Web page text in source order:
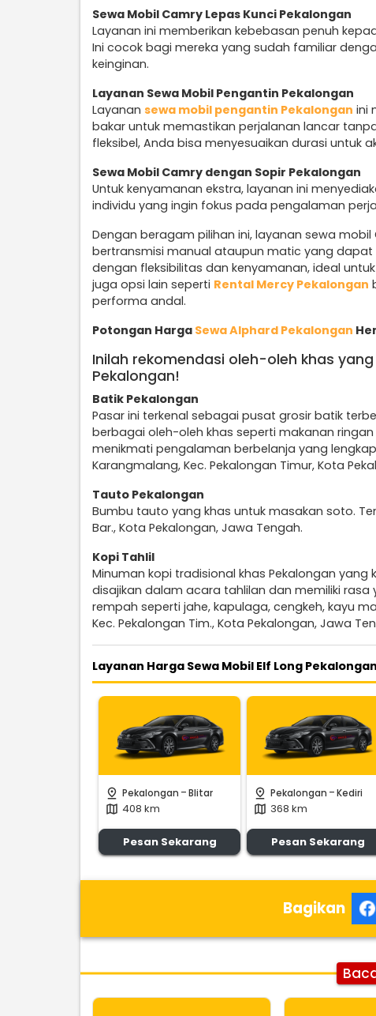
Sewa Mobil Camry Lepas Kunci Pekalongan
Layanan ini memberikan kebebasan penuh
Ini cocok bagi mereka yang sudah familiar
keinginan.
Layanan Sewa Mobil Pengantin Pekalongan
Layanan sewa mobil pengantin Pekalongan ini
bakar untuk memastikan perjalanan lancar
fleksibel, Anda bisa menyesuaikan durasi untuk
Sewa Mobil Camry dengan Sopir Pekalongan
Untuk kenyamanan ekstra, layanan ini
individu yang ingin fokus pada pengalaman
Dengan beragam pilihan ini, layanan sewa
bertransmisi manual ataupun matic yang
dengan fleksibilitas dan kenyamanan, ideal
juga opsi lain seperti Rental Mercy Pekalongan
performa andal.
Potongan Harga Sewa Alphard Pekalongan
Inilah rekomendasi oleh-oleh khas
Pekalongan!
Batik Pekalongan
Pasar ini terkenal sebagai pusat grosir batik
berbagai oleh-oleh khas seperti makanan
menikmati pengalaman berbelanja yang lengkap
Karangmalang, Kec. Pekalongan Timur, Kota
Tauto Pekalongan
Bumbu tauto yang khas untuk masakan soto.
Bar., Kota Pekalongan, Jawa Tengah.
Kopi Tahlil
Minuman kopi tradisional khas Pekalongan
disajikan dalam acara tahlilan dan memiliki
rempah seperti jahe, kapulaga, cengkeh, kayu
Kec. Pekalongan Tim., Kota Pekalongan, Jawa
Layanan Harga Sewa Mobil Elf Long
pin_drop Pekalongan -Blitar
map 408 km
Pesan Sekarang
pin_drop Pekalongan -Kediri
map 368 km
Pesan Sekarang
Bagikan